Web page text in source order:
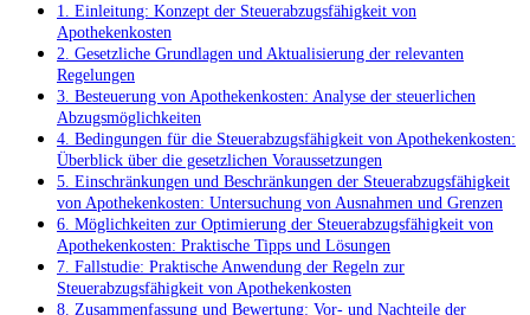
1. Einleitung: Konzept der Steuerabzugsfähigkeit von
Apothekenkosten
2. Gesetzliche Grundlagen und ⁤Aktualisierung der relevanten
Regelungen
3. Besteuerung von Apothekenkosten:⁢ Analyse der steuerlichen
Abzugsmöglichkeiten
4. Bedingungen für die Steuerabzugsfähigkeit ‍von Apothekenkosten:
Überblick über die gesetzlichen Voraussetzungen
5. Einschränkungen und Beschränkungen‌ der⁣ Steuerabzugsfähigkeit
⁢von Apothekenkosten: Untersuchung von Ausnahmen und⁢ Grenzen
6. ⁢Möglichkeiten zur Optimierung der Steuerabzugsfähigkeit von
Apothekenkosten:​ Praktische Tipps und Lösungen
7. Fallstudie: Praktische Anwendung der Regeln zur
Steuerabzugsfähigkeit ⁢von Apothekenkosten
8. Zusammenfassung und ⁣Bewertung: Vor- und Nachteile der